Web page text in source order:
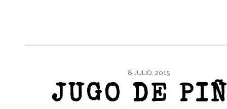
8 JULIO, 2015
JUGO DE